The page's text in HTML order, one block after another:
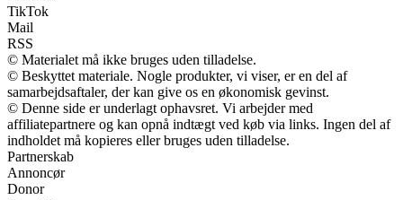
TikTok
Mail
RSS
© Materialet må ikke bruges uden tilladelse.
© Beskyttet materiale. Nogle produkter, vi viser, er en del af
samarbejdsaftaler, der kan give os en økonomisk gevinst.
© Denne side er underlagt ophavsret. Vi arbejder med
affiliatepartnere og kan opnå indtægt ved køb via links. Ingen del af
indholdet må kopieres eller bruges uden tilladelse.
Partnerskab
Annoncør
Donor